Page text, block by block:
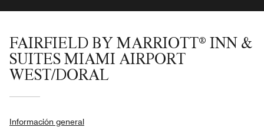
FAIRFIELD BY MARRIOTT® INN &
SUITES MIAMI AIRPORT
WEST/DORAL
Información general